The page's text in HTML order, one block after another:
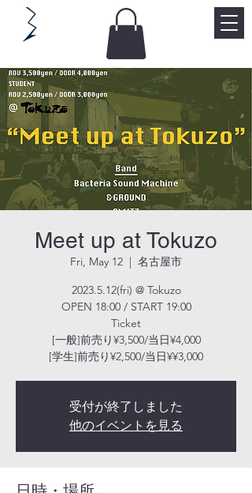
Meet up at Tokuzo
Fri, May 12
  |
名古屋市
2023.5.12(fri) @ Tokuzo
OPEN 18:00 / START 19:00
Ticket
[一般]前売り¥3,500/当日¥4,000
[学生]前売り¥2,500/当日¥¥3,000
受付が終了しました
他のイベントを見る